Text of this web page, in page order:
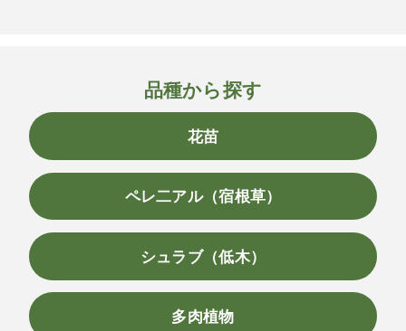
品種から探す
花苗
ペレ二アル（宿根草）
シュラブ（低木）
多肉植物